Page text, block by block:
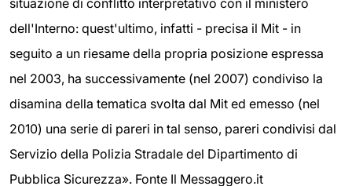
dell'Interno: quest'ultimo, infatti - precisa il Mit - in
seguito a un riesame della propria posizione espressa
nel 2003, ha successivamente (nel 2007) condiviso la
disamina della tematica svolta dal Mit ed emesso (nel
2010) una serie di pareri in tal senso, pareri condivisi dal
Servizio della Polizia Stradale del Dipartimento di
Pubblica Sicurezza». Fonte Il Messaggero.it